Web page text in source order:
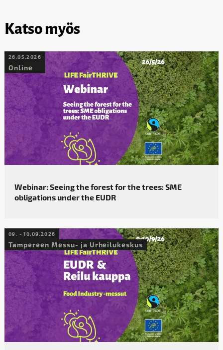
Katso myös
26.05.2026
Online
Webinar: Seeing the forest for the trees: SME
obligations under the EUDR
09. - 10.09.2026
Tampereen Messu- ja Urheilukeskus